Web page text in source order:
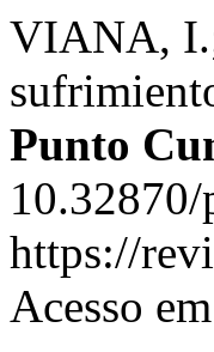
VIANA,
Punto
https://
Acesso